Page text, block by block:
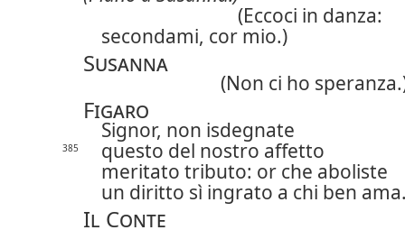
(Eccoci in danza:
secondami, cor mio.)
Susanna
(Non ci ho
Figaro
Signor, non isdegnate
385
questo del nostro affetto
meritato tributo: or che aboliste
un diritto sì ingrato a chi ben
Il Conte